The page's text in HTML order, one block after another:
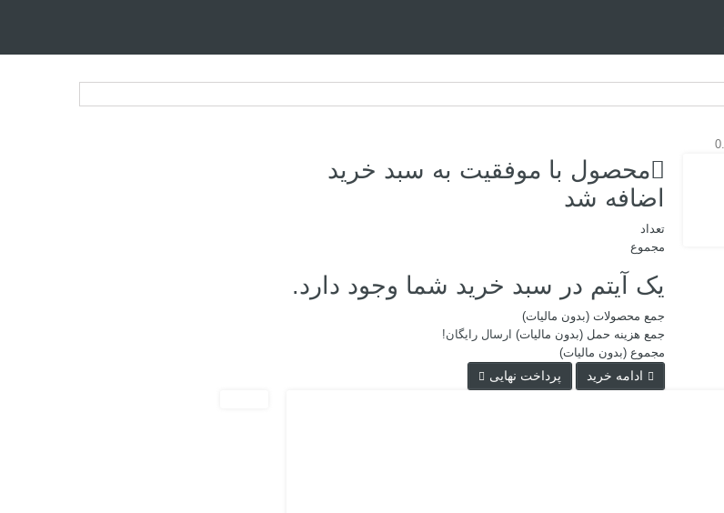
محصول با موفقیت به سبد خرید
اضافه شد
تعداد
مجموع
یک آیتم در سبد خرید شما وجود دارد.
جمع محصولات (بدون ماليات)
جمع هزینه حمل (بدون ماليات) ارسال رایگان!
مجموع (بدون ماليات)
ادامه خرید پرداخت نهایی